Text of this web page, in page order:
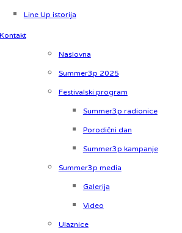
Line Up istorija
Kontakt
Naslovna
Summer3p 2025
Festivalski program
Summer3p radionice
Porodični dan
Summer3p kampanje
Summer3p media
Galerija
Video
Ulaznice